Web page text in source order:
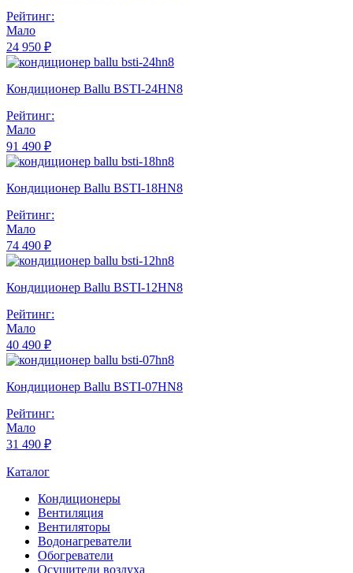
Рейтинг:
Мало
24 950 ₽
Кондиционер Ballu BSTI-24HN8
Рейтинг:
Мало
91 490 ₽
Кондиционер Ballu BSTI-18HN8
Рейтинг:
Мало
74 490 ₽
Кондиционер Ballu BSTI-12HN8
Рейтинг:
Мало
40 490 ₽
Кондиционер Ballu BSTI-07HN8
Рейтинг:
Мало
31 490 ₽
Каталог
Кондиционеры
Вентиляция
Вентиляторы
Водонагреватели
Обогреватели
Осушители воздуха